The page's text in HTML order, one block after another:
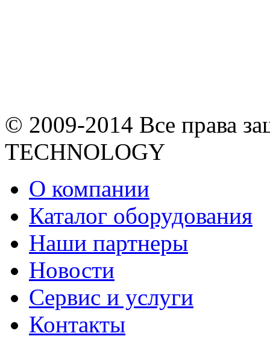
© 2009-2014 Все права
TECHNOLOGY
О компании
Каталог оборудования
Наши партнеры
Новости
Сервис и услуги
Контакты